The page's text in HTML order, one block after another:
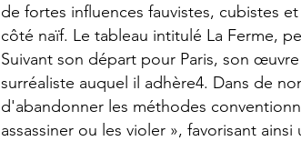
de fortes influences fauvistes, cubistes
côté naïf. Le tableau intitulé La Ferme,
Suivant son départ pour Paris, son
surréaliste auquel il adhère4. Dans de
d'abandonner les méthodes
assassiner ou les violer », favorisant